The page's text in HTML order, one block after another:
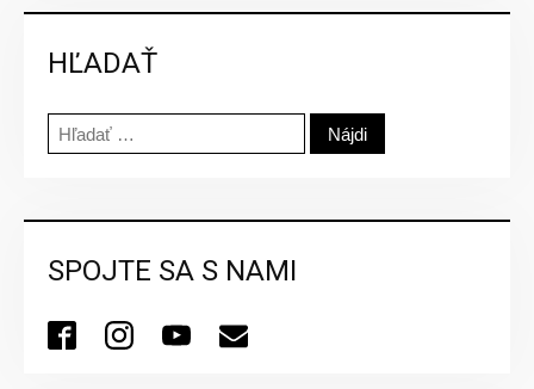
HĽADAŤ
Hľadať:
SPOJTE SA S NAMI